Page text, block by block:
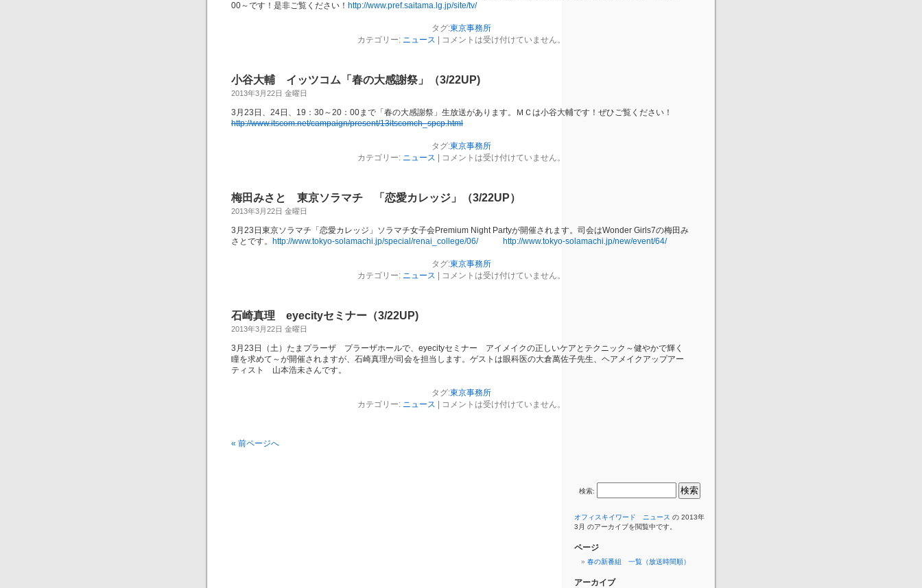
00～です！是非ご覧ください！ http://www.pref.saitama.lg.jp/site/tv/
タグ:東京事務所
カテゴリー: ニュース コメントは受け付けていません。
小谷大輔 イッツコム「春の大感謝祭」（3/22UP)
2013年3月22日 金曜日
3月23日、24日、19：30～20：00まで「春の大感謝祭」生放送があります。ＭＣは小谷大輔です！ぜひご覧ください！
http://www.itscom.net/campaign/present/13itscomch_spcp.html
タグ:東京事務所
カテゴリー: ニュース コメントは受け付けていません。
梅田みさと 東京ソラマチ 「恋愛カレッジ」（3/22UP）
2013年3月22日 金曜日
3月23日東京ソラマチ「恋愛カレッジ」ソラマチ女子会Premium Night Partyが開催されます。司会はWonder Girls7の梅田み
さとです。 http://www.tokyo-solamachi.jp/special/renai_college/06/ http://www.tokyo-solamachi.jp/new/event/64/
タグ:東京事務所
カテゴリー: ニュース コメントは受け付けていません。
石崎真理 eyecityセミナー（3/22UP)
2013年3月22日 金曜日
3月23日（土）たまプラーザ プラーザホールで、eyecityセミナー アイメイクの正しいケアとテクニック～健やかで輝く
瞳を求めて～が開催されますが、石崎真理が司会を担当します。ゲストは眼科医の大倉萬佐子先生、ヘアメイクアップアー
ティスト 山本浩未さんです。
タグ:東京事務所
カテゴリー: ニュース コメントは受け付けていません。
« 前ページへ
検索:
オフィスキイワード ニュース の 2013年
3月 のアーカイブを閲覧中です。
ページ
春の新番組 一覧（放送時間順）
アーカイブ